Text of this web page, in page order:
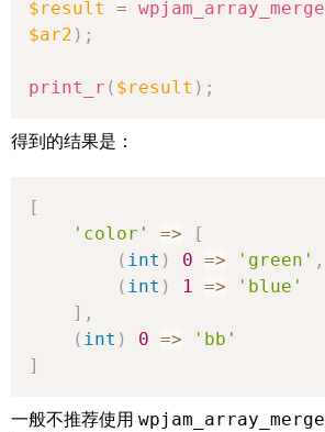
$result = wpjam_array_merge
$ar2 ) ;
print_r ( $result ) ;
得到的结果是：
[
'color'
=>
[
( int ) 0 => 'green' ,
( int ) 1 =>
'blue'
] ,
( int ) 0 =>
'bb'
]
一般不推荐使用 wpjam_array_merge